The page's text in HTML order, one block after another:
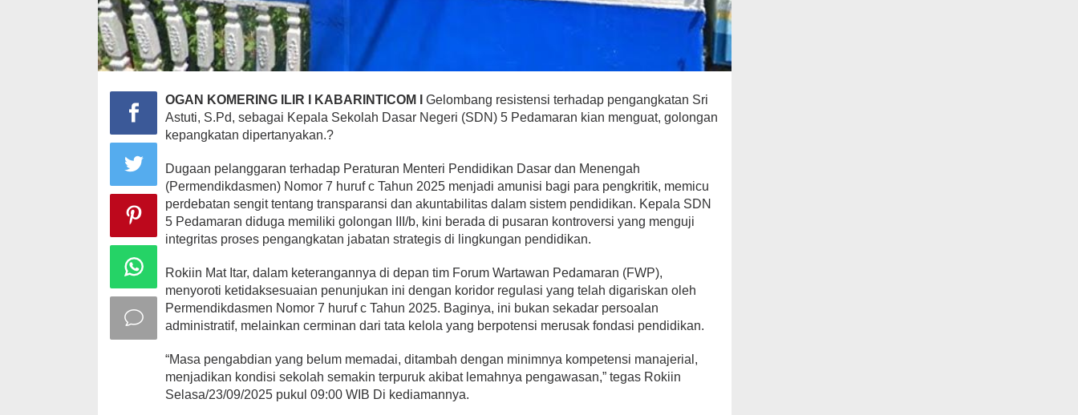
OGAN KOMERING ILIR I KABARINTICOM I
Gelombang resistensi terhadap pengangkatan Sri
Astuti, S.Pd, sebagai Kepala Sekolah Dasar Negeri (SDN) 5 Pedamaran kian menguat, golongan
kepangkatan dipertanyakan.?
Dugaan pelanggaran terhadap Peraturan Menteri Pendidikan Dasar dan Menengah
(Permendikdasmen) Nomor 7 huruf c Tahun 2025 menjadi amunisi bagi para pengkritik, memicu
perdebatan sengit tentang transparansi dan akuntabilitas dalam sistem pendidikan. Kepala SDN
5 Pedamaran diduga memiliki golongan III/b, kini berada di pusaran kontroversi yang menguji
integritas proses pengangkatan jabatan strategis di lingkungan pendidikan.
Rokiin Mat Itar, dalam keterangannya di depan tim Forum Wartawan Pedamaran (FWP),
menyoroti ketidaksesuaian penunjukan ini dengan koridor regulasi yang telah digariskan oleh
Permendikdasmen Nomor 7 huruf c Tahun 2025. Baginya, ini bukan sekadar persoalan
administratif, melainkan cerminan dari tata kelola yang berpotensi merusak fondasi pendidikan.
“Masa pengabdian yang belum memadai, ditambah dengan minimnya kompetensi manajerial,
menjadikan kondisi sekolah semakin terpuruk akibat lemahnya pengawasan,” tegas Rokiin
Selasa/23/09/2025 pukul 09:00 WIB Di kediamannya.